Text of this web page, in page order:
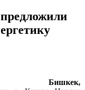
Бишкек,